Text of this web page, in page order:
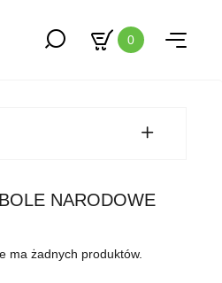
0
NARODOWE
ma żadnych produktów.